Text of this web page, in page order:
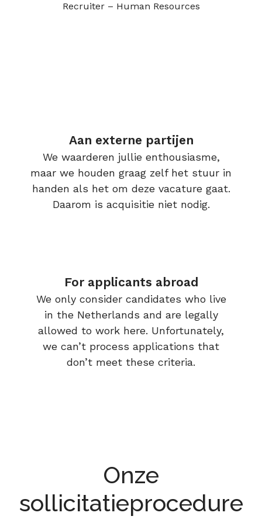
Recruiter – Human Resources
Aan externe partijen
We waarderen jullie enthousiasme,
maar we houden graag zelf het stuur in
handen als het om deze vacature gaat.
Daarom is acquisitie niet nodig.
For applicants abroad
We only consider candidates who live
in the Netherlands and are legally
allowed to work here. Unfortunately,
we can’t process applications that
don’t meet these criteria.
Onze
sollicitatieprocedure